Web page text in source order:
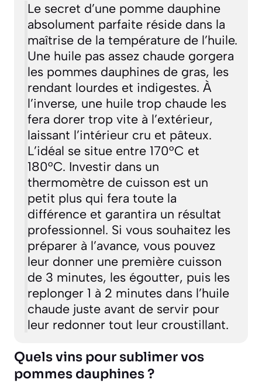
Le secret d’une pomme dauphine
absolument parfaite réside dans la
maîtrise de la température de l’huile.
Une huile pas assez chaude gorgera
les pommes dauphines de gras, les
rendant lourdes et indigestes. À
l’inverse, une huile trop chaude les
fera dorer trop vite à l’extérieur,
laissant l’intérieur cru et pâteux.
L’idéal se situe entre 170°C et
180°C. Investir dans un
thermomètre de cuisson est un
petit plus qui fera toute la
différence et garantira un résultat
professionnel. Si vous souhaitez les
préparer à l’avance, vous pouvez
leur donner une première cuisson
de 3 minutes, les égoutter, puis les
replonger 1 à 2 minutes dans l’huile
chaude juste avant de servir pour
leur redonner tout leur croustillant.
Quels vins pour sublimer vos
pommes dauphines ?